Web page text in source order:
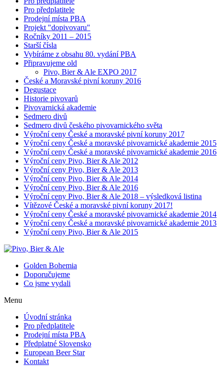
Pro předplatitele
Prodejní místa PBA
Projekt "dopivovaru"
Ročníky 2011 – 2015
Starší čísla
Vybíráme z obsahu 80. vydání PBA
Připravujeme old
Pivo, Bier & Ale EXPO 2017
České a Moravské pivní koruny 2016
Degustace
Historie pivovarů
Pivovarnická akademie
Sedmero divů
Sedmero divů českého pivovarnického světa
Výroční ceny České a moravské pivní koruny 2017
Výroční ceny České a moravské pivovarnické akademie 2015
Výroční ceny České a moravské pivovarnické akademie 2016
Výroční ceny Pivo, Bier & Ale 2012
Výroční ceny Pivo, Bier & Ale 2013
Výroční ceny Pivo, Bier & Ale 2014
Výroční ceny Pivo, Bier & Ale 2016
Výroční ceny Pivo, Bier & Ale 2018 – výsledková listina
Vítězové České a moravské pivní koruny 2017!
Výroční ceny České a moravské pivovarnické akademie 2014
Výroční ceny České a moravské pivovarnické akademie 2013
Výroční ceny Pivo, Bier & Ale 2015
Golden Bohemia
Doporučujeme
Co jsme vydali
Menu
Úvodní stránka
Pro předplatitele
Prodejní místa PBA
Předplatné Slovensko
European Beer Star
Kontakt